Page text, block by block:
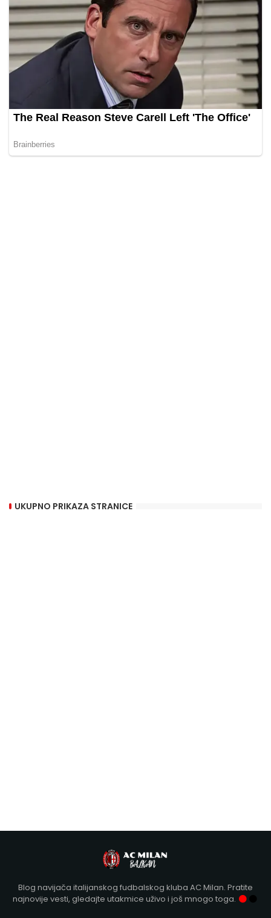
UKUPNO PRIKAZA STRANICE
Blog navijača italijanskog fudbalskog kluba AC Milan. Pratite
najnovije vesti, gledajte utakmice uživo i još mnogo toga.